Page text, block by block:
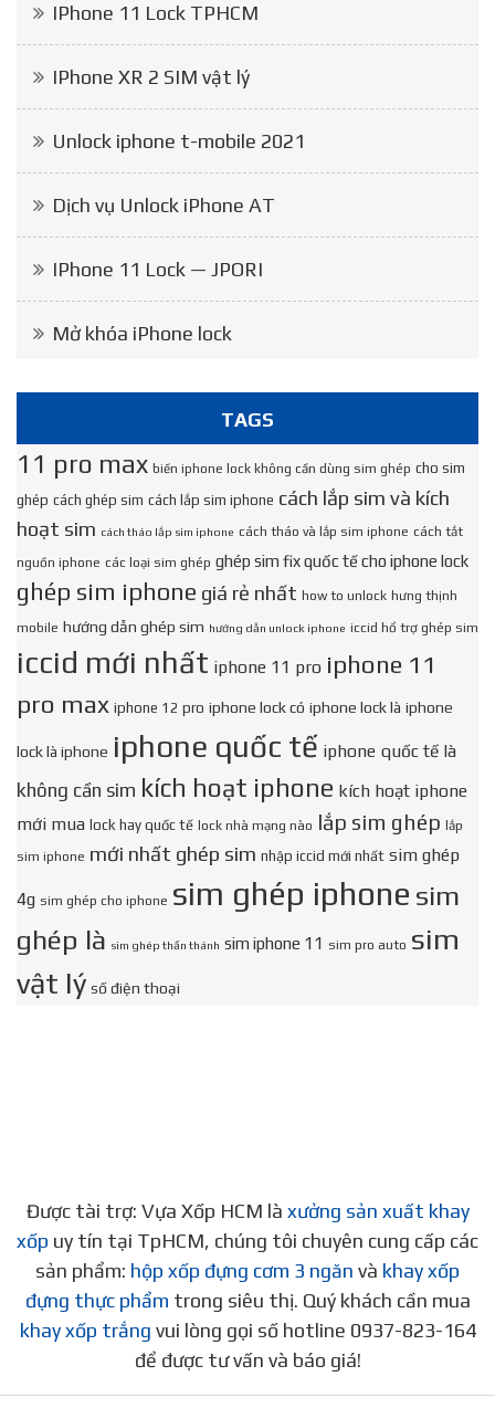
IPhone 11 Lock TPHCM
IPhone XR 2 SIM vật lý
Unlock iphone t-mobile 2021
Dịch vụ Unlock iPhone AT
IPhone 11 Lock — JPORI
Mở khóa iPhone lock
TAGS
11 pro max biến iphone lock không cần dùng sim ghép cho sim
ghép cách ghép sim cách lắp sim iphone cách lắp sim và kích
hoạt sim cách tháo lắp sim iphone cách tháo và lắp sim iphone cách tắt
nguồn iphone các loại sim ghép ghép sim fix quốc tế cho iphone lock
ghép sim iphone giá rẻ nhất how to unlock hưng thịnh
mobile hướng dẫn ghép sim hướng dẫn unlock iphone iccid hổ trợ ghép sim
iccid mới nhất iphone 11 pro iphone 11
pro max iphone 12 pro iphone lock có iphone lock là iphone
lock là iphone iphone quốc tế iphone quốc tế là
không cần sim kích hoạt iphone kích hoạt iphone
mới mua lock hay quốc tế lock nhà mạng nào lắp sim ghép lắp
sim iphone mới nhất ghép sim nhập iccid mới nhất sim ghép
4g sim ghép cho iphone sim ghép iphone sim
ghép là sim ghép thần thánh sim iphone 11 sim pro auto sim
vật lý số điện thoại
Được tài trợ: Vựa Xốp HCM là xưởng sản xuất khay
xốp uy tín tại TpHCM, chúng tôi chuyên cung cấp các
sản phẩm: hộp xốp đựng cơm 3 ngăn và khay xốp
đựng thực phẩm trong siêu thị. Quý khách cần mua
khay xốp trắng vui lòng gọi số hotline 0937-823-164
để được tư vấn và báo giá!